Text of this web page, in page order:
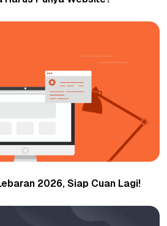
2026, Siap Cuan Lagi!